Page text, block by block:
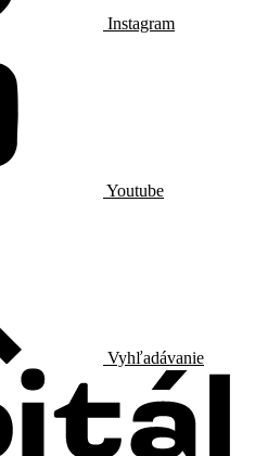
Instagram
Youtube
Vyhľadávanie